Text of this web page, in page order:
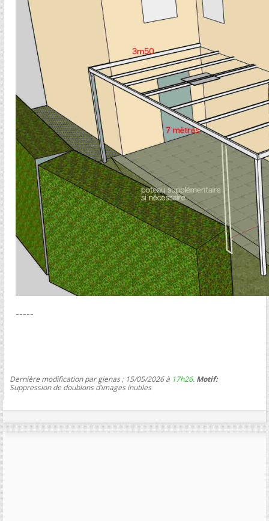
-----
Dernière modification par gienas ; 15/05/2026 à 17h26. Motif:
Suppression de doublons d’images inutiles